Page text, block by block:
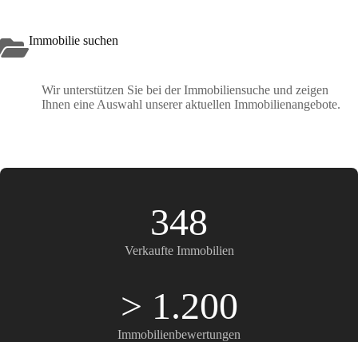
Immobilie suchen
Wir unterstützen Sie bei der Immobiliensuche und zeigen
Ihnen eine Auswahl unserer aktuellen Immobilienangebote.
348
Verkaufte Immobilien
> 1.200
Immobilienbewertungen